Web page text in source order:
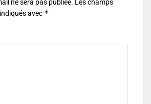
ne sera pas publiée.
Les champs
avec *